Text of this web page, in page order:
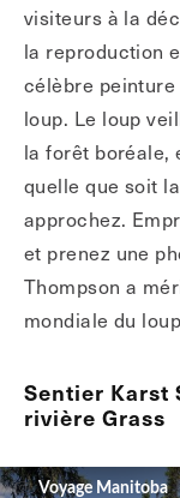
visiteurs à la
la reproduction
célèbre peinture
loup. Le loup
la forêt boréale,
quelle que soit
approchez.
et prenez une
Thompson a
mondiale du
Sentier Karst
rivière Grass
Voyage Manitoba